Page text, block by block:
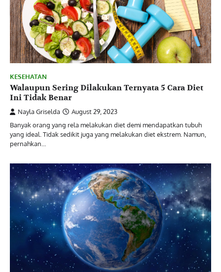
KESEHATAN
Walaupun Sering Dilakukan Ternyata 5 Cara Diet
Ini Tidak Benar
Nayla Griselda
August 29, 2023
Banyak orang yang rela melakukan diet demi mendapatkan tubuh
yang ideal. Tidak sedikit juga yang melakukan diet ekstrem. Namun,
pernahkan…